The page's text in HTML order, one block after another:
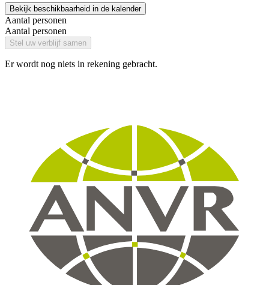
Bekijk beschikbaarheid in de kalender
Aantal personen
Aantal personen
Stel uw verblijf samen
Er wordt nog niets in rekening gebracht.